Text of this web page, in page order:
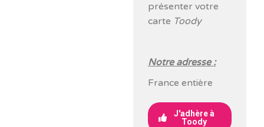
présenter votre
carte Toody
Notre adresse :
France entière
J'adhère à
Toody